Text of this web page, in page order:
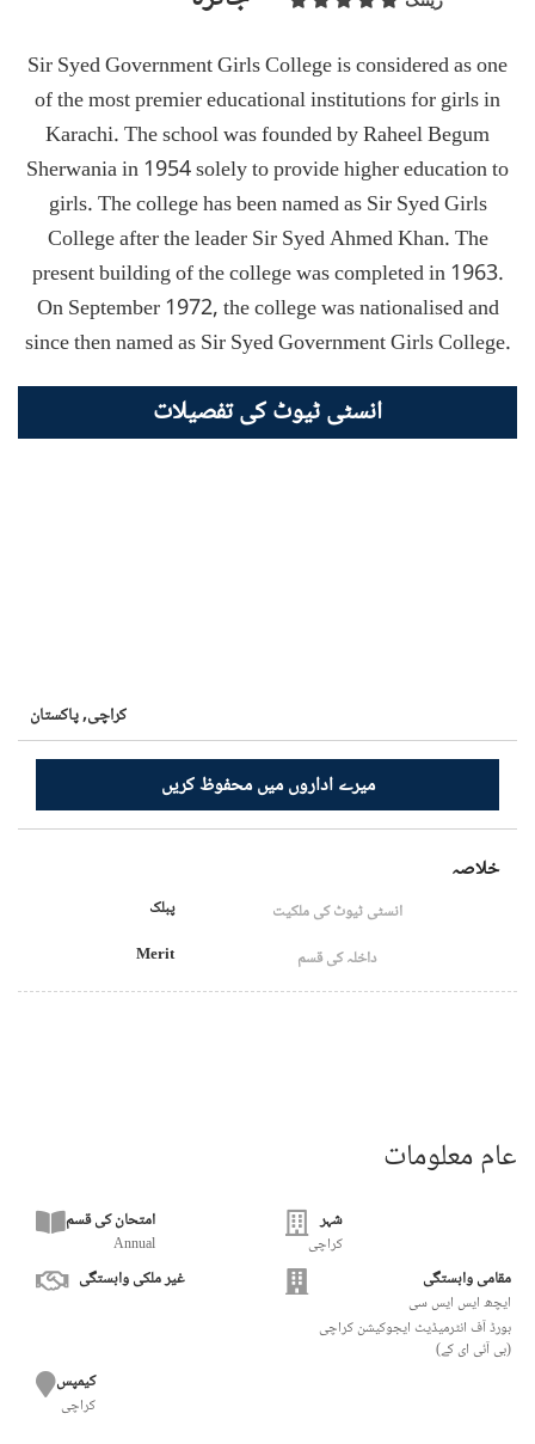
Sir Syed Government Girls College is considered as one
of the most premier educational institutions for girls in
Karachi. The school was founded by Raheel Begum
Sherwania in 1954 solely to provide higher education to
girls. The college has been named as Sir Syed Girls
College after the leader Sir Syed Ahmed Khan. The
present building of the college was completed in 1963.
On September 1972, the college was nationalised and
since then named as Sir Syed Government Girls College.
انسٹی ٹیوٹ کی تفصیلات
کراچی,پاکستان
میرے اداروں میں محفوظ کریں
خلاصہ
انسٹی ٹیوٹ کی ملکیت
پبلک
داخلہ کی قسم
Merit
عام معلومات
شہر
کراچی
امتحان کی قسم
Annual
مقامی وابستگی
ایچھ ایس ایس سی
بورڈ آف انٹرمیڈیٹ ایجوکیشن کراچی
(بی آئی ای کے)
غیر ملکی وابستگی
کیمپس
کراچی